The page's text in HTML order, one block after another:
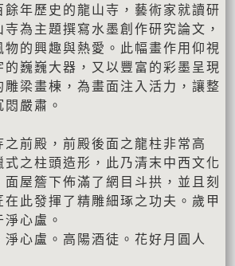
餘年歷史的龍山寺，藝術家就讀研
為主題撰寫水墨創作研究論文，
物的興趣與熱愛。此幅畫作用仰視
巍巍大器，又以豐富的彩墨呈現
雕梁畫棟，為畫面注入活力，讓整
嚴肅。
前殿，前殿後面之龍柱非常高
式之柱頭造形，此乃清末中西文化
屋簷下佈滿了網目斗拱，並且刻
在此發揮了精雕細琢之功夫。歲甲
心盧。
心盧。高陽酒徒。花好月圓人